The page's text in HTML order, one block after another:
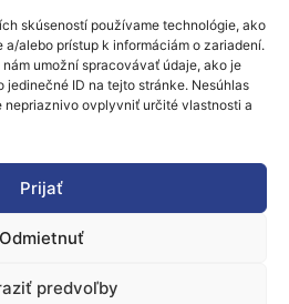
skúseností používame technológie, ako
alebo prístup k informáciám o zariadení.
umožní spracovávať údaje, ako je
jedinečné ID na tejto stránke. Nesúhlas
nepriaznivo ovplyvniť určité vlastnosti a
Prijať
Odmietnuť
predvoľby
služby
a podpora
a pobyty
osobných údajov
Slovensko. Portál